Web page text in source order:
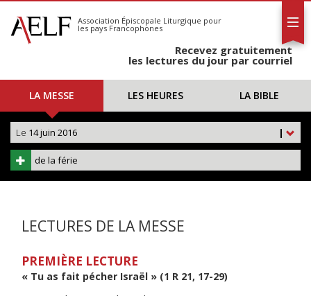
S'abonner
Calendrier
Association Épiscopale Liturgique pour
les pays Francophones
Recevez gratuitement
les lectures du jour par courriel
LA MESSE LES HEURES LA BIBLE
|
Le 14 juin 2016
de la férie
LECTURES DE LA MESSE
PREMIÈRE LECTURE
« Tu as fait pécher Israël » (1 R 21, 17-29)